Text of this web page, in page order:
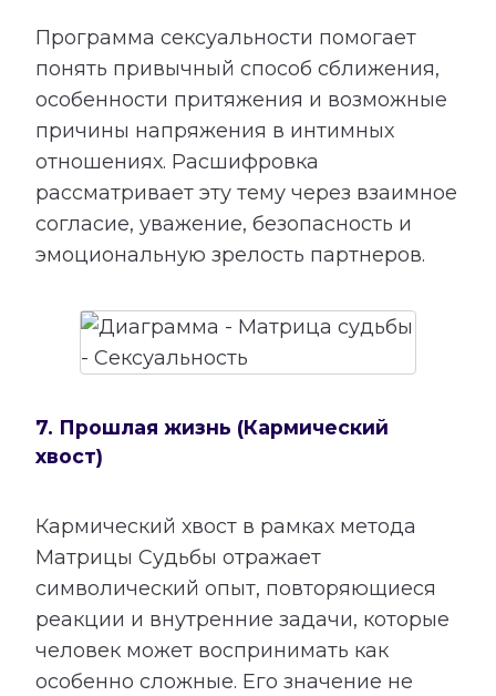
Программа сексуальности помогает
понять привычный способ сближения,
особенности притяжения и возможные
причины напряжения в интимных
отношениях. Расшифровка
рассматривает эту тему через взаимное
согласие, уважение, безопасность и
эмоциональную зрелость партнеров.
7. Прошлая жизнь (Кармический
хвост)
Кармический хвост в рамках метода
Матрицы Судьбы отражает
символический опыт, повторяющиеся
реакции и внутренние задачи, которые
человек может воспринимать как
особенно сложные. Его значение не